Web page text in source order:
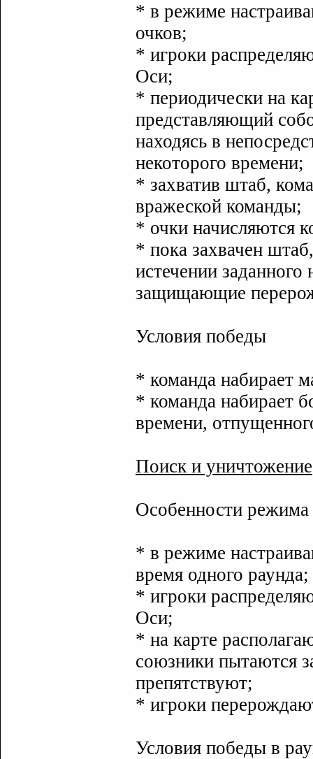
* в режиме
очков;
* игроки
Оси;
* периодически на
представляющий
находясь в
некоторого времени;
* захватив штаб,
вражеской команды;
* очки начисляются
* пока захвачен
истечении
защищающие
Условия победы
* команда набирает
* команда набирает
времени,
Поиск и уничтожение
Особенности режима
* в режиме
время одного раунда;
* игроки
Оси;
* на карте
союзники пытаются
препятствуют;
* игроки
Условия победы в